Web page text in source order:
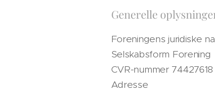
Generelle
Foreningens juridiske
Selskabsform Forening
CVR-nummer 74427618
Adresse